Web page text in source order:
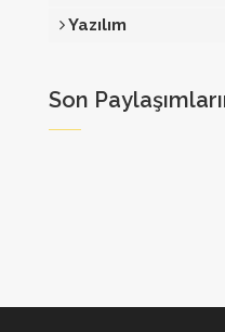
Yazılım
Son